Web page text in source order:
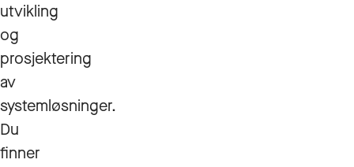
utvikling
og
prosjektering
av
systemløsninger.
Du
finner